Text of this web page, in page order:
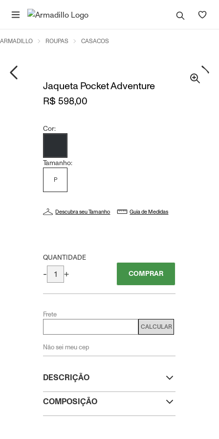
ARMADILLO ROUPAS CASACOS
Jaqueta Pocket Adventure
DESCRIÇÃO
COMPOSIÇÃO
R$ 598,00
Cor:
Tamanho:
P
Descubra seu Tamanho Guia de Medidas
QUANTIDADE
- + COMPRAR
Frete
CALCULAR
Não sei meu cep